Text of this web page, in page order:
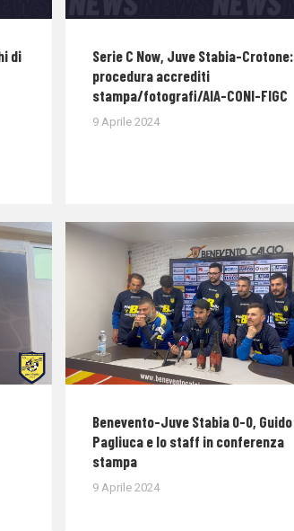
di
Serie C Now, Juve Stabia-Crotone:
procedura accrediti
stampa/fotografi/AIA-CONI-FIGC
9 Aprile 2024
Benevento-Juve Stabia 0-0, Guido
Pagliuca e lo staff in conferenza
stampa
9 Aprile 2024